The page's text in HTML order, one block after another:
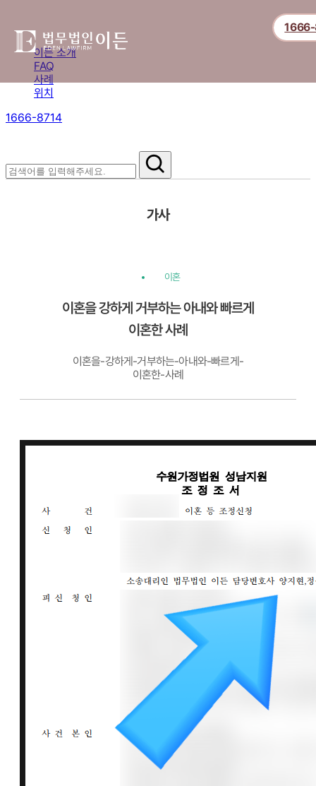
이든 소개
FAQ
사례
위치
1666-8714
가사
이혼
이혼을 강하게 거부하는 아내와 빠르게
이혼한 사례
이혼을-강하게-거부하는-아내와-빠르게-
이혼한-사례